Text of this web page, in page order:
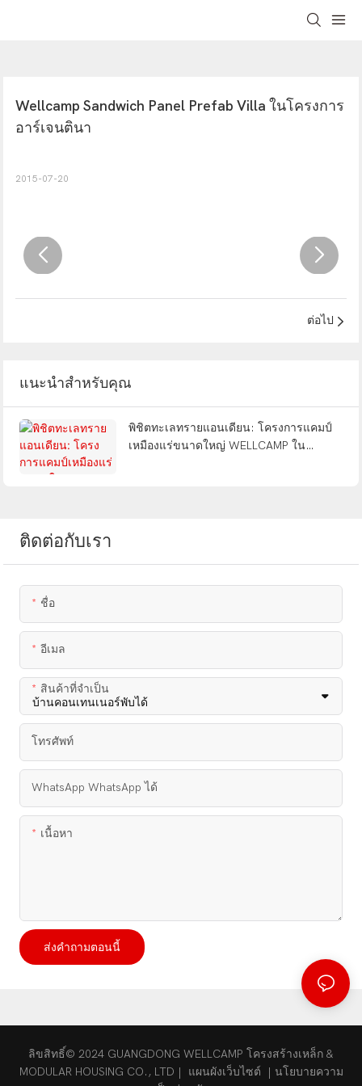
Wellcamp Sandwich Panel Prefab Villa ในโครงการ
อาร์เจนตินา
2015-07-20
ต่อไป
แนะนำสำหรับคุณ
พิชิตทะเลทรายแอนเดียน: โครงการแคมป์
เหมืองแร่ขนาดใหญ่ WELLCAMP ใน
ติดต่อกับเรา
ชื่อ
อีเมล
สินค้าที่จำเป็น
โทรศัพท์
WhatsApp WhatsApp ได้
เนื้อหา
ส่งคำถามตอนนี้
ลิขสิทธิ์© 2024 GUANGDONG WELLCAMP โครงสร้างเหล็ก &
MODULAR HOUSING CO., LTD |
แผนผังเว็บไซต์ | นโยบายความ